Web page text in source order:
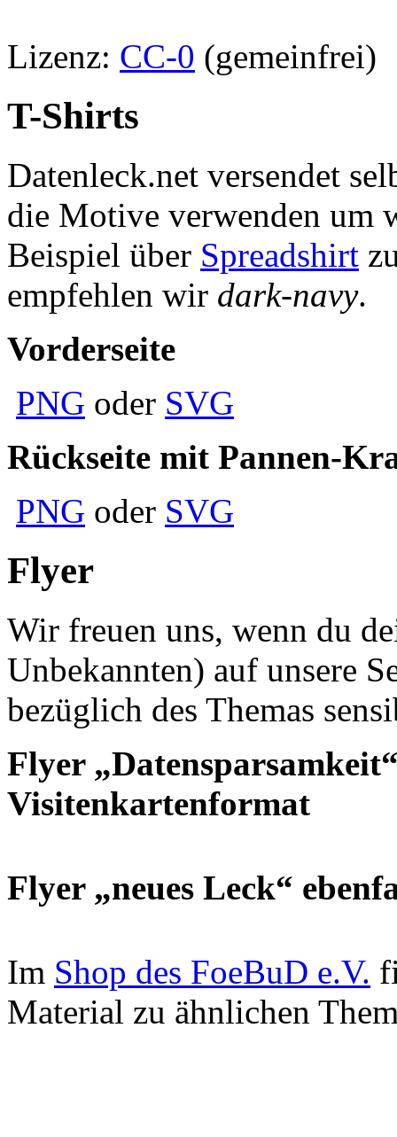
Lizenz: CC-0 (gemeinfrei)
T-Shirts
Datenleck.net versendet
die Motive verwenden um
Beispiel über Spreadshirt
empfehlen wir dark-navy.
Vorderseite
PNG oder SVG
Rückseite mit Pannen-
PNG oder SVG
Flyer
Wir freuen uns, wenn du
Unbekannten) auf unsere
bezüglich des Themas
Flyer
Visitenkartenformat
Flyer „neues Leck“
Im Shop des FoeBuD e.V.
Material zu ähnlichen